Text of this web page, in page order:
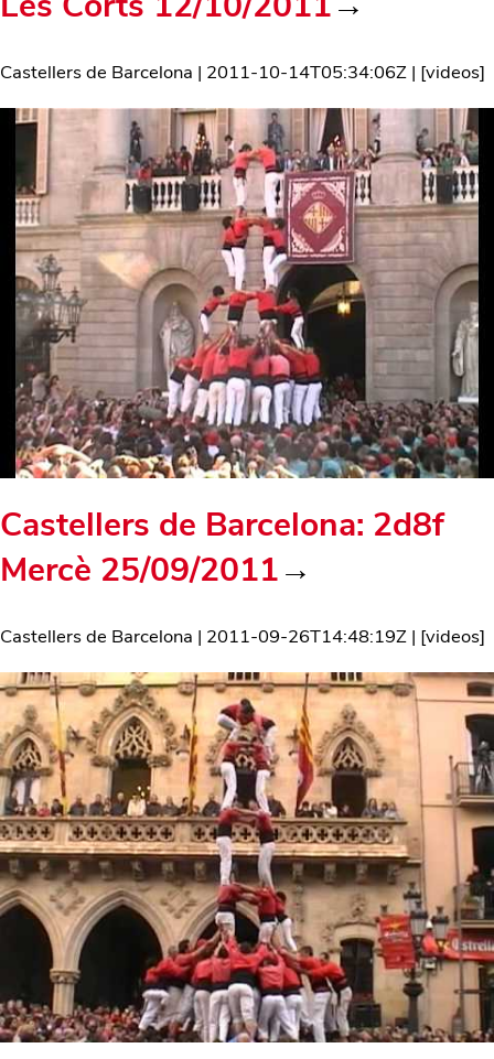
Castellers de Barcelona | 2011-10-14T05:34:06Z | [videos]
Castellers de Barcelona: 2d8f
Mercè 25/09/2011→
Castellers de Barcelona | 2011-09-26T14:48:19Z | [videos]